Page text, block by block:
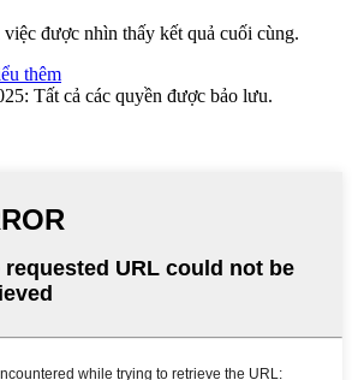
được nhìn thấy kết quả cuối cùng.
thêm
Tất cả các quyền được bảo lưu.